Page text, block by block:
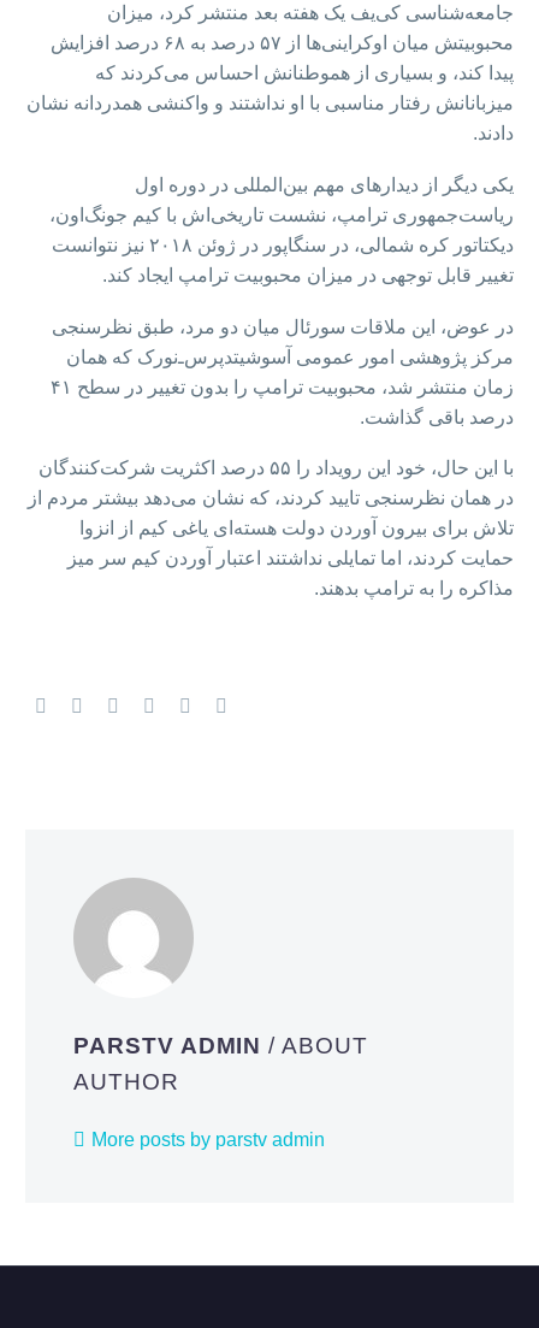
جامعه‌شناسی کی‌یف یک هفته بعد منتشر کرد، میزان
محبوبیتش میان اوکراینی‌ها از ۵۷ درصد به ۶۸ درصد افزایش
پیدا کند، و بسیاری از هموطنانش احساس می‌کردند که
میزبانانش رفتار مناسبی با او نداشتند و واکنشی همدردانه نشان
دادند.
یکی دیگر از دیدارهای مهم بین‌المللی در دوره اول
ریاست‌جمهوری ترامپ، نشست تاریخی‌اش با کیم جونگ‌اون،
دیکتاتور کره شمالی، در سنگاپور در ژوئن ۲۰۱۸ نیز نتوانست
تغییر قابل توجهی در میزان محبوبیت ترامپ ایجاد کند.
در عوض، این ملاقات سورئال میان دو مرد، طبق نظرسنجی
مرکز پژوهشی امور عمومی آسوشیتدپرس‌ـ‌نورک که همان
زمان منتشر شد، محبوبیت ترامپ را بدون تغییر در سطح ۴۱
درصد باقی گذاشت.
با این حال، خود این رویداد را ۵۵ درصد اکثریت شرکت‌کنندگان
در همان نظرسنجی تایید کردند، که نشان می‌دهد بیشتر مردم از
تلاش برای بیرون آوردن دولت هسته‌ای یاغی کیم از انزوا
حمایت کردند، اما تمایلی نداشتند اعتبار آوردن کیم سر میز
مذاکره را به ترامپ بدهند.
PARSTV ADMIN/ ABOUT
AUTHOR
More posts by parstv admin